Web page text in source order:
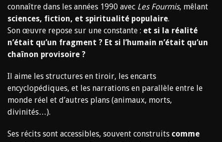
connaître dans les années 1990 avec Les Fourmis, mêlant
sciences, fiction, et spiritualité populaire.
Son œuvre repose sur une constante : et si la réalité
n’était qu’un fragment ? Et si l’humain n’était qu’un
chaînon provisoire ?
Il aime les structures en tiroir, les encarts
encyclopédiques, et les narrations en parallèle entre le
monde réel et d’autres plans (animaux, morts,
divinités…).
Ses récits sont accessibles, souvent construits comme